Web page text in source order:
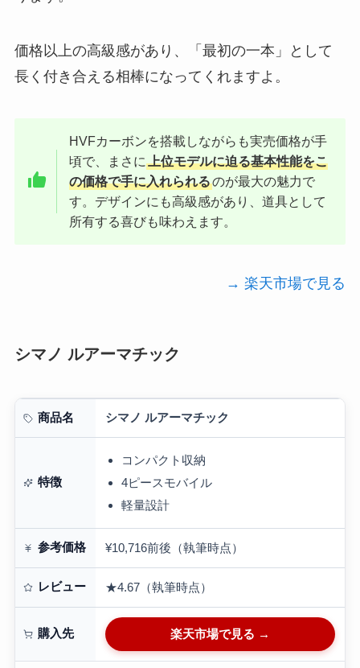
価格以上の高級感があり、「最初の一本」として
長く付き合える相棒になってくれますよ。
HVFカーボンを搭載しながらも実売価格が手
頃で、まさに上位モデルに迫る基本性能をこ
の価格で手に入れられるのが最大の魅力で
す。デザインにも高級感があり、道具として
所有する喜びも味わえます。
→ 楽天市場で見る
シマノ ルアーマチック
商品名 シマノ ルアーマチック
特徴
コンパクト収納
4ピースモバイル
軽量設計
参考価格 ¥10,716前後（執筆時点）
レビュー ★4.67（執筆時点）
購入先 楽天市場で見る →